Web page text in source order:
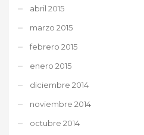
abril 2015
marzo 2015
febrero 2015
enero 2015
diciembre 2014
noviembre 2014
octubre 2014